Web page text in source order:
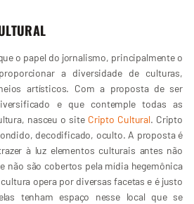
o papel do jornalismo, principalmente o
a diversidade de culturas,
artísticos. Com a proposta de ser
e que contemple todas as
nasceu o site Cripto Cultural. Cripto
decodificado, oculto. A proposta é
à luz elementos culturais antes não
não são cobertos pela mídia hegemônica
opera por diversas facetas e é justo
tenham espaço nesse local que se